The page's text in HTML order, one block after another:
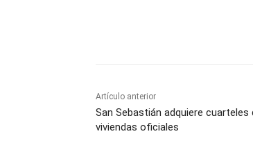
Artículo anterior
San Sebastián adquiere cuarteles
viviendas oficiales